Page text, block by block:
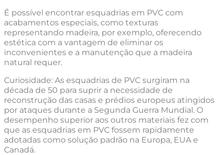
É possível encontrar esquadrias em PVC com
acabamentos especiais, como texturas
representando madeira, por exemplo, oferecendo
estética com a vantagem de eliminar os
inconvenientes e a manutenção que a madeira
natural requer.
Curiosidade: As esquadrias de PVC surgiram na
década de 50 para suprir a necessidade de
reconstrução das casas e prédios europeus atingidos
por ataques durante a Segunda Guerra Mundial. O
desempenho superior aos outros materiais fez com
que as esquadrias em PVC fossem rapidamente
adotadas como solução padrão na Europa, EUA e
Canadá.